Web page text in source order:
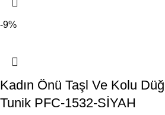
-9%
Kadın Önü Taşl Ve Kolu
Tunik PFC-1532-SİYAH